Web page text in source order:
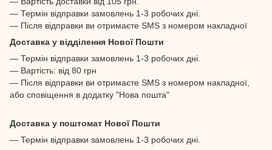
— Термін відправки замовлень 1-3 робочих дні.
— Після відправки ви отримаєте SMS з номером накладної
Доставка у відділення Нової Пошти
— Термін відправки замовлень 1-3 робочих дні.
— Вартість: від 80 грн
— Після відправки ви отримаєте SMS з номером накладної,
або сповіщення в додатку "Нова пошта"
Доставка у поштомат Нової Пошти
— Термін відправки замовлень 1-3 робочих дні.